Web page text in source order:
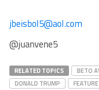
jbeisbol5@aol.com
@juanvene5
RELATED TOPICS BETO
DONALD TRUMP
FEATURE